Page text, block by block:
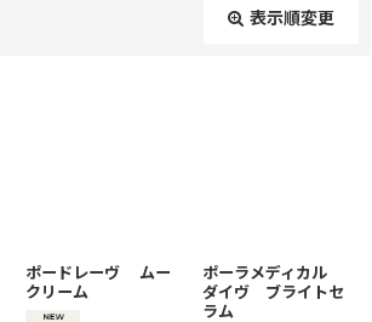
表示順変更
絞り込む
ポードレーヴ ムー
クリーム
ポーラメディカル
ダイヴ ブライトセ
ラム